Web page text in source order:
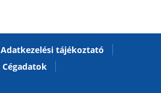
Adatkezelési tájékoztató
Cégadatok